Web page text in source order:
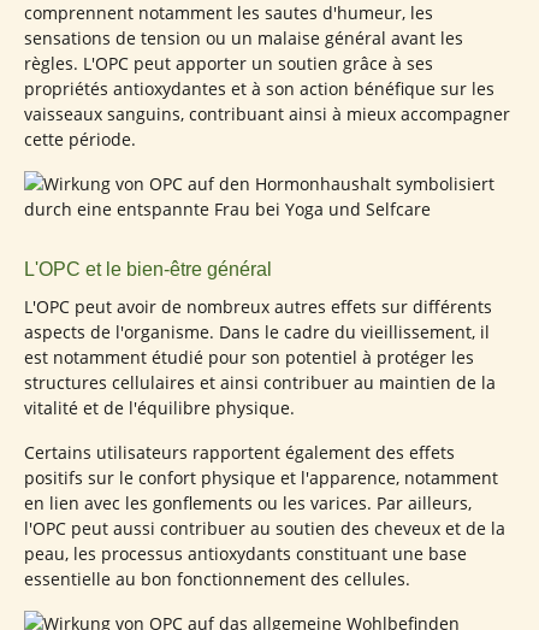
comprennent notamment les sautes d'humeur, les
sensations de tension ou un malaise général avant les
règles. L'OPC peut apporter un soutien grâce à ses
propriétés antioxydantes et à son action bénéfique sur les
vaisseaux sanguins, contribuant ainsi à mieux accompagner
cette période.
L'OPC et le bien-être général
L'OPC peut avoir de nombreux autres effets sur différents
aspects de l'organisme. Dans le cadre du vieillissement, il
est notamment étudié pour son potentiel à protéger les
structures cellulaires et ainsi contribuer au maintien de la
vitalité et de l'équilibre physique.
Certains utilisateurs rapportent également des effets
positifs sur le confort physique et l'apparence, notamment
en lien avec les gonflements ou les varices. Par ailleurs,
l'OPC peut aussi contribuer au soutien des cheveux et de la
peau, les processus antioxydants constituant une base
essentielle au bon fonctionnement des cellules.